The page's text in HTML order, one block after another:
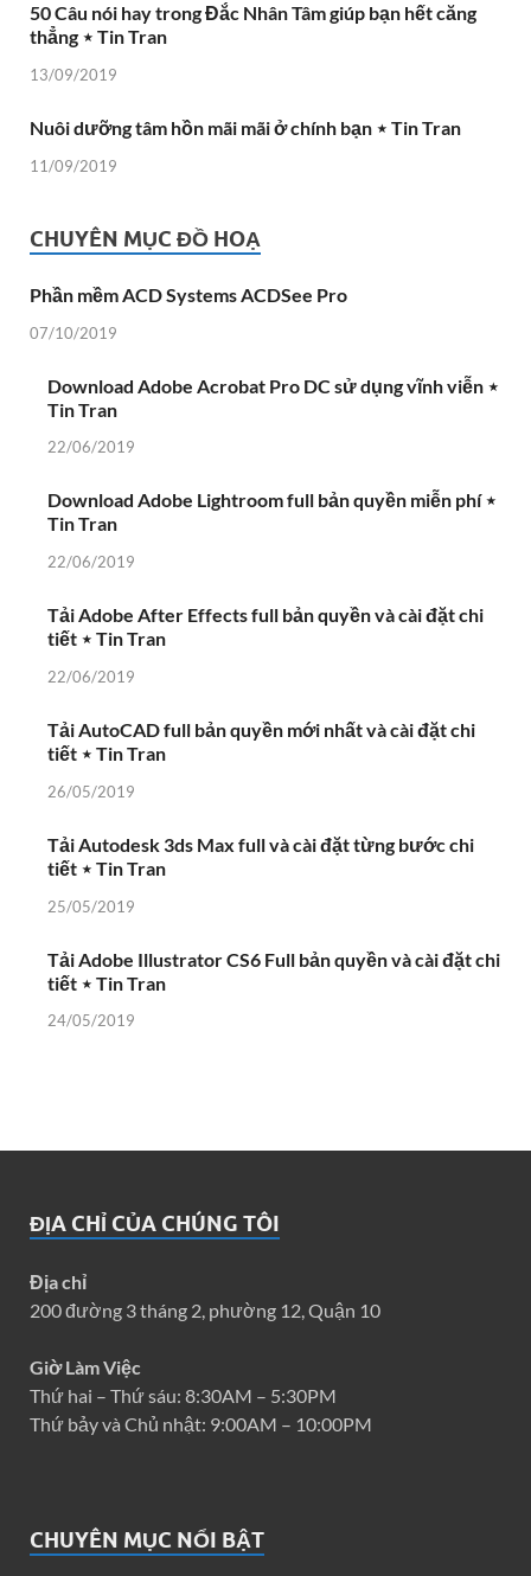
50 Câu nói hay trong Đắc Nhân Tâm giúp bạn hết căng
thẳng ⋆ Tin Tran
13/09/2019
Nuôi dưỡng tâm hồn mãi mãi ở chính bạn ⋆ Tin Tran
11/09/2019
CHUYÊN MỤC ĐỒ HOẠ
Phần mềm ACD Systems ACDSee Pro
07/10/2019
Download Adobe Acrobat Pro DC sử dụng vĩnh viễn ⋆
Tin Tran
22/06/2019
Download Adobe Lightroom full bản quyền miễn phí ⋆
Tin Tran
22/06/2019
Tải Adobe After Effects full bản quyền và cài đặt chi
tiết ⋆ Tin Tran
22/06/2019
Tải AutoCAD full bản quyền mới nhất và cài đặt chi
tiết ⋆ Tin Tran
26/05/2019
Tải Autodesk 3ds Max full và cài đặt từng bước chi
tiết ⋆ Tin Tran
25/05/2019
Tải Adobe Illustrator CS6 Full bản quyền và cài đặt chi
tiết ⋆ Tin Tran
24/05/2019
ĐỊA CHỈ CỦA CHÚNG TÔI
Địa chỉ
200 đường 3 tháng 2, phường 12, Quận 10
Giờ Làm Việc
Thứ hai – Thứ sáu: 8:30AM – 5:30PM
Thứ bảy và Chủ nhật: 9:00AM – 10:00PM
CHUYÊN MỤC NỔI BẬT